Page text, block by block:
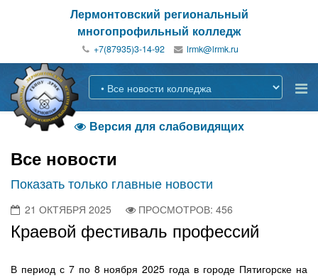
Лермонтовский региональный
многопрофильный колледж
+7(87935)3-14-92
Версия для слабовидящих
Все новости
Показать только главные новости
21 ОКТЯБРЯ 2025 ПРОСМОТРОВ: 456
Краевой фестиваль профессий
В период с 7 по 8 ноября 2025 года в городе Пятигорске на